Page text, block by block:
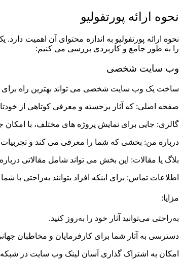
نحوه ارائه پورتفولیو
نحوه ارائه پورتفولیو به اندازه محتوای آن اهمیت
را به‌ طور جامع و کاربردی بررسی می‌ کنیم:
وب‌ سایت شخصی
ساخت یک وب‌ سایت شخصی می‌ تواند بهترین راه برای
صفحه اصلی: که آثار برجسته و معرفی کوتاهی از
گالری: جایی برای نمایش پروژه‌ های مختلف، با امکان
درباره من: بخشی که شما را معرفی می‌ کند و
بلاگ یا مقالات: این بخش می‌ تواند شامل مقالاتی
اطلاعات تماس: برای اینکه افراد بتوانند به‌راحتی با
مزایا:
به‌راحتی می‌توانید آثار خود را به‌روز کنید.
دسترسی به آثار شما برای کارفرمایان و مخاطبان
امکان به اشتراک‌ گذاری آسان لینک وب‌ سایت در